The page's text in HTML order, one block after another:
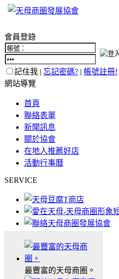
會員登錄
記住我 | 忘記密碼? | 帳號註冊!
網站導覽
首頁
聯絡表單
新聞訊息
關於協會
在地人推薦好店
活動行事曆
SERVICE
最豐富的天母商圈。